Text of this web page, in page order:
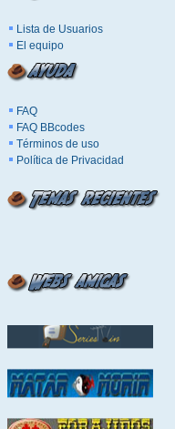
Lista de Usuarios
El equipo
FAQ
FAQ BBcodes
Términos de uso
Política de Privacidad